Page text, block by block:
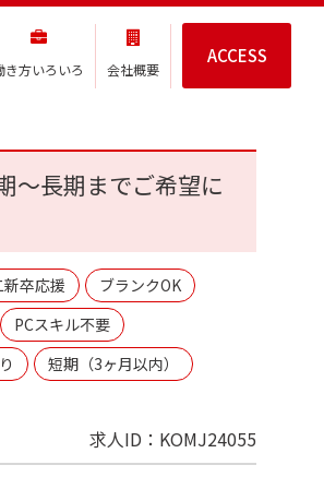
き方いろいろ 会社概要
ACCESS
～長期までご希望に
卒応援
ブランクOK
PCスキル不要
短期（3ヶ月以内）
求人ID：KOMJ24055